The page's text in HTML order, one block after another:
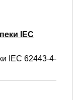
IEC
IEC 62443-4-